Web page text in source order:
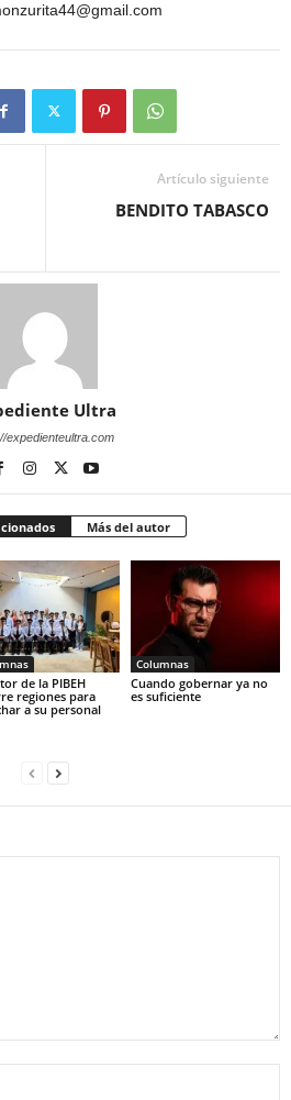
Artículo siguiente
BENDITO TABASCO
Ultra
expedienteultra.com
Más del autor
de la PIBEH
regiones para
a su personal
Columnas
Cuando gobernar ya no
es suficiente